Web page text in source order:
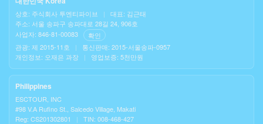
상호: 주식회사 투엔티파이브 |
대표: 김근태
주소: 서울 송파구 송파대로 28길 24, 906호
사업자: 846-81-00083
확인
관광: 제 2015-11호
|
통신판매: 2015-서울송파-0957
개인정보: 오재은 과장
| 영업보증: 5천만원
Philippines
ESCTOUR, INC
#98 V.A Rufino St., Salcedo Village, Makati
Reg: CS201302801
|
TIN: 008-468-427